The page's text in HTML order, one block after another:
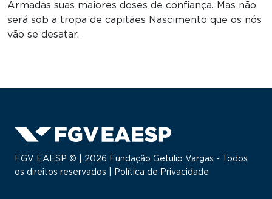
Armadas suas maiores doses de confiança. Mas não
será sob a tropa de capitães Nascimento que os nós
vão se desatar.
FGV EAESP © | 2026 Fundação Getulio Vargas - Todos
os direitos reservados |
Política de Privacidade